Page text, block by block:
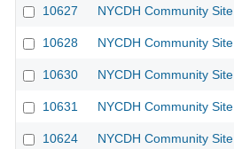
10627 NYCDH Community Site
10628 NYCDH Community Site
10630 NYCDH Community Site
10631 NYCDH Community Site
10624 NYCDH Community Site